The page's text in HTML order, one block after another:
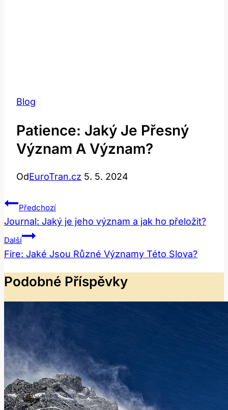
Blog
Patience: Jaký Je Přesný
Význam A Význam?
OdEuroTran.cz 5. 5. 2024
Navigace
Pro
Příspěvek
Předchozí
Journal: Jaký je jeho význam a jak ho přeložit?
Další
Fire: Jaké Jsou Různé Významy Této Slova?
Podobné Příspěvky